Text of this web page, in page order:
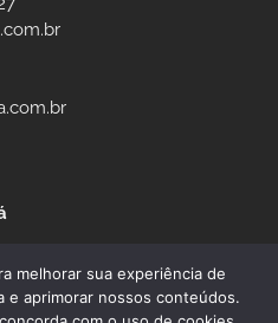
/ (81) 3126-8181
melhorar sua experiência de
e aprimorar nossos conteúdos.